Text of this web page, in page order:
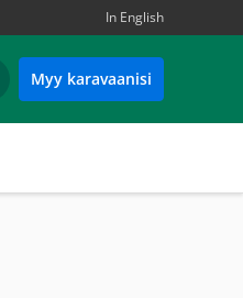
In English
Myy karavaanisi